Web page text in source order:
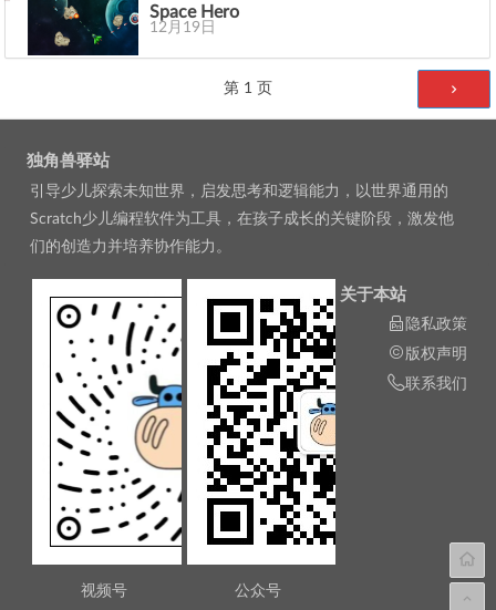
Space Hero
12月19日
第 1 页
独角兽驿站
引导少儿探索未知世界，启发思考和逻辑能力，以世界通用的
Scratch少儿编程软件为工具，在孩子成长的关键阶段，激发他
们的创造力并培养协作能力。
视频号 公众号
关于本站
隐私政策
版权声明
联系我们